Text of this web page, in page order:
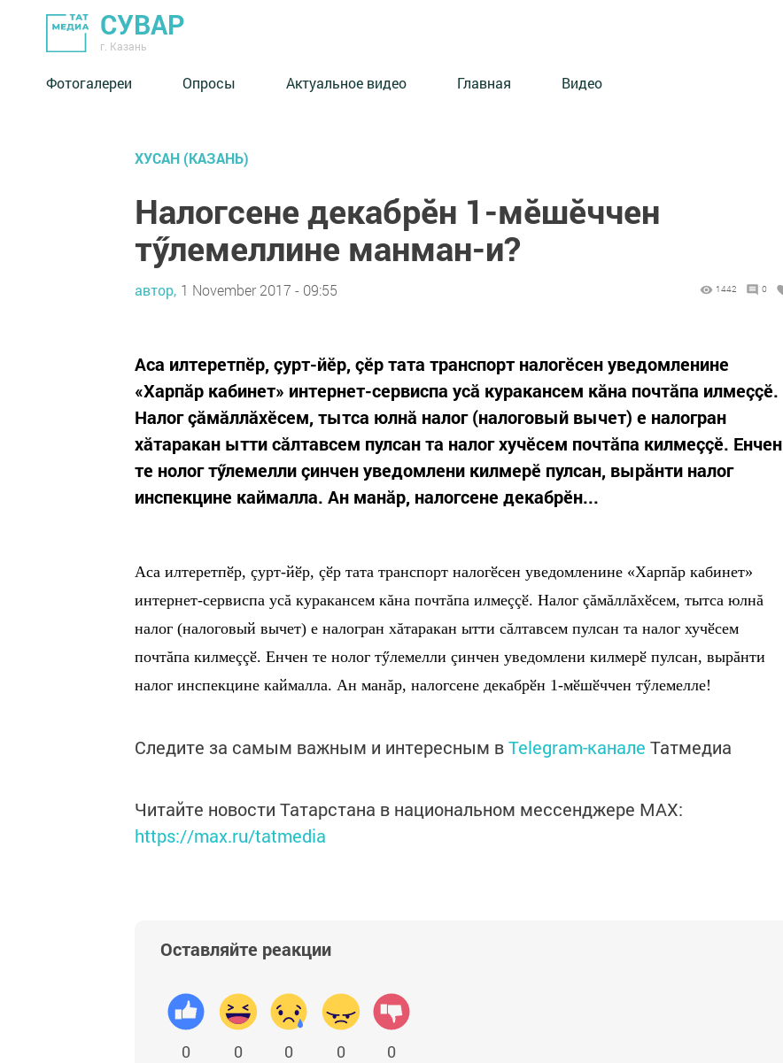
СУВАР
г. Казань
Фотогалереи Опросы Актуальное видео Главная Видео
ХУСАН (КАЗАНЬ)
Налогсене декабрӗн 1-мӗшӗччен
тӳлемеллине манман-и?
автор, 1 November 2017 - 09:55 1442 0
Аса илтеретпӗр, çурт-йӗр, çӗр тата транспорт налогӗсен уведомленине
«Харпăр кабинет» интернет-сервиспа усă куракансем кăна почтăпа илмеççӗ.
Налог çăмăллăхӗсем, тытса юлнă налог (налоговый вычет) е налогран
хăтаракан ытти сăлтавсем пулсан та налог хучӗсем почтăпа килмеççӗ. Енчен
те нолог тӳлемелли çинчен уведомлени килмерӗ пулсан, вырăнти налог
инспекцине каймалла. Ан манăр, налогсене декабрӗн...
Аса илтеретпӗр, çурт-йӗр, çӗр тата транспорт налогӗсен уведомленине «Харпăр кабинет»
интернет-сервиспа усă куракансем кăна почтăпа илмеççӗ. Налог çăмăллăхӗсем, тытса юлнă
налог (налоговый вычет) е налогран хăтаракан ытти сăлтавсем пулсан та налог хучӗсем
почтăпа килмеççӗ. Енчен те нолог тӳлемелли çинчен уведомлени килмерӗ пулсан, вырăнти
налог инспекцине каймалла. Ан манăр, налогсене декабрӗн 1-мӗшӗччен тӳлемелле!
Следите за самым важным и интересным вTelegram-канале Татмедиа
Читайте новости Татарстана в национальном мессенджере MАХ:
https://max.ru/tatmedia
Оставляйте реакции
0 0 0 0 0